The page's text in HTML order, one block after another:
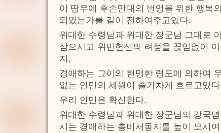
이 땅우에 후손만대의 번영을 위한 행복
되였는가를 길이 전하여주고있다.
위대한 수령님과 위대한 장군님 그대로
삼으시고 위민헌신의 려정을 끊임없이
지,
경애하는 그이의 현명한 령도에 의하여
없는 인민의 세월이 줄기차게 흐르고있
우리 인민은 확신한다.
위대한 수령님과 위대한 장군님의 강국
시는 경애하는 총비서동지를 높이 모시